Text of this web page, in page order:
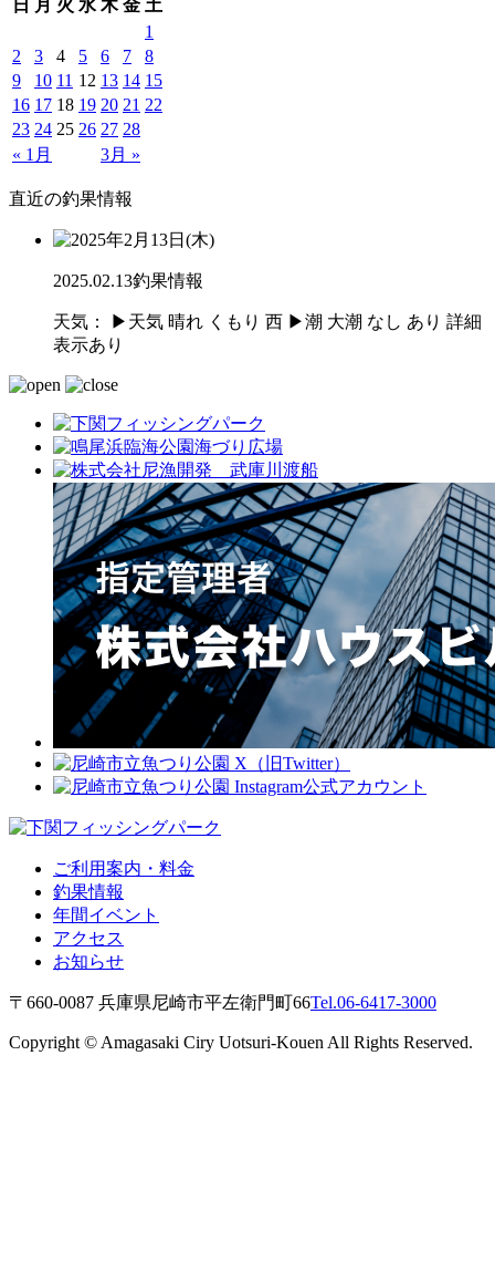
日 月 火 水 木 金 土
« 1月 3月 »
1
2
3 4 5 6 7
8
9
10 11 12 13 14 15
16 17 18 19 20 21 22
23 24 25 26 27 28
直近の釣果情報
2025.02.13釣果情報
天気： ▶︎天気 晴れ くもり 西 ▶︎潮 大潮 なし あり 詳細
表示あり
ご利用案内・料金
釣果情報
年間イベント
アクセス
お知らせ
〒660-0087 兵庫県尼崎市平左衛門町66Tel.06-6417-3000
Copyright © Amagasaki Ciry Uotsuri-Kouen All Rights Reserved.